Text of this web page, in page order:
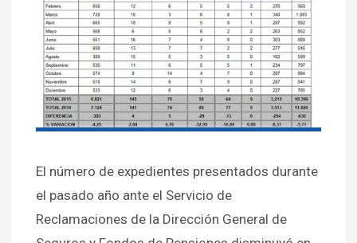
El número de expedientes presentados durante
el pasado año ante el Servicio de
Reclamaciones de la Dirección General de